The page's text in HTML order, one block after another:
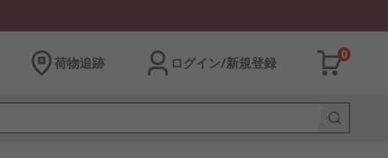
荷物追跡 ログイン/新規登録
0